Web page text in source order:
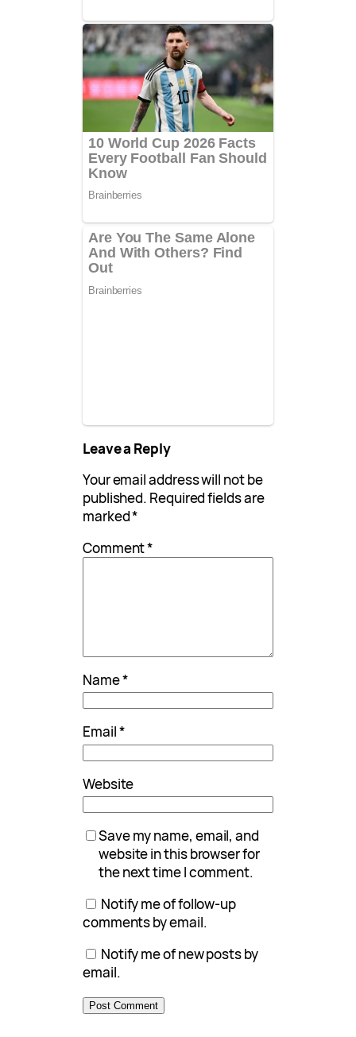
Leave a Reply
Your email address will not be
published. Required fields are
marked*
Comment*
Name*
Email*
Website
Save my name, email, and
website in this browser for
the next time I comment.
Notify me of follow-up
comments by email.
Notify me of new posts by
email.